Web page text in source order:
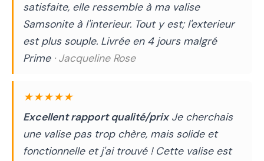
satisfaite, elle ressemble à ma valise
Samsonite à l'interieur. Tout y est; l'exterieur
est plus souple. Livrée en 4 jours malgré
Prime · Jacqueline Rose
★★★★★
Excellent rapport qualité/prixJe cherchais
une valise pas trop chère, mais solide et
fonctionnelle et j'ai trouvé ! Cette valise est